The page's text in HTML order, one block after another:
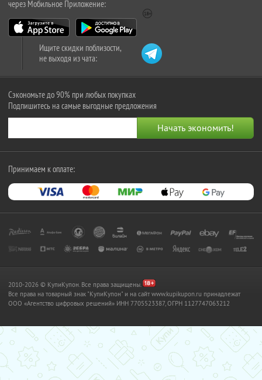
через Мобильное Приложение:
Ищите скидки поблизости,
не выходя из чата:
Сэкономьте до 90% при любых покупках
Подпишитесь на самые выгодные предложения
Принимаем к оплате:
2010-2026 © КупиКупон. Все права защищены.
Все права на товарный знак "КупиКупон" и на сайт www.kupikupon.ru принадлежат
OOO «Агентство цифровых решений» ИНН 7705523387, ОГРН 1127747063212